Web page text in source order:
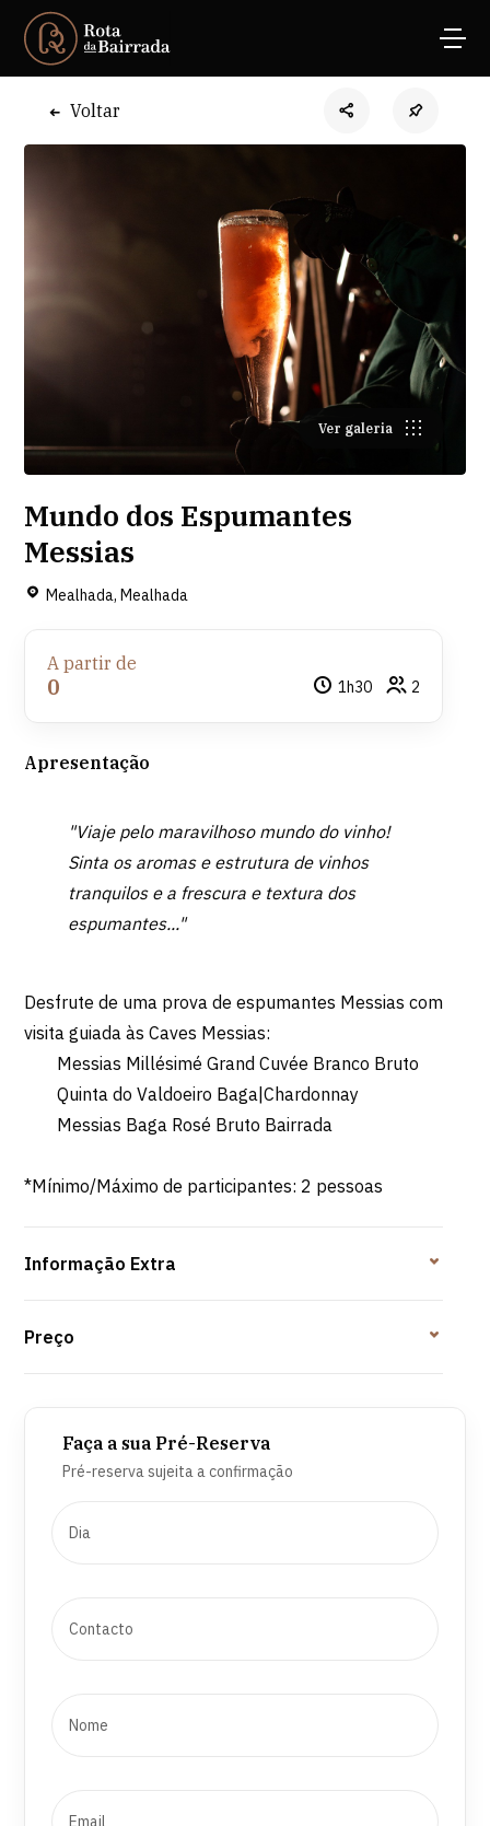
Voltar
Ver galeria
Mundo dos Espumantes
Messias
Mealhada, Mealhada
A partir de
0 1h30 2
Apresentação
"Viaje pelo maravilhoso mundo do vinho!
Sinta os aromas e estrutura de vinhos
tranquilos e a frescura e textura dos
espumantes..."
Desfrute de uma prova de espumantes Messias com
visita guiada às Caves Messias:
Messias Millésimé Grand Cuvée Branco Bruto
Quinta do Valdoeiro Baga|Chardonnay
Messias Baga Rosé Bruto Bairrada
*Mínimo/Máximo de participantes: 2 pessoas
Informação Extra
Preço
Faça a sua Pré-Reserva
Pré-reserva sujeita a confirmação